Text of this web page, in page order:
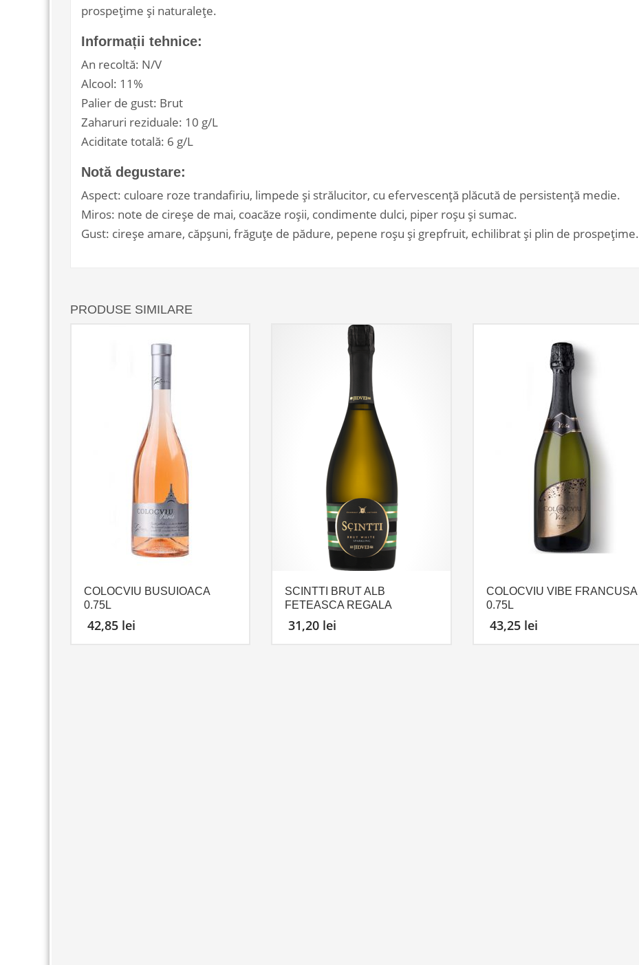
prospețime și naturalețe.
Informații tehnice:
An recoltă: N/V
Alcool: 11%
Palier de gust: Brut
Zaharuri reziduale: 10 g/L
Aciditate totală: 6 g/L
Notă degustare:
Aspect: culoare roze trandafiriu, limpede și strălucitor, cu efervescență plăcută de persistență medie.
Miros: note de cireșe de mai, coacăze roșii, condimente dulci, piper roșu și sumac.
Gust: cireșe amare, căpșuni, frăguțe de pădure, pepene roșu și grepfruit, echilibrat și plin de prospețime.
PRODUSE SIMILARE
COLOCVIU BUSUIOACA
0.75L
42,85 lei
SCINTTI BRUT ALB
FETEASCA REGALA
31,20 lei
COLOCVIU VIBE FRANCUSA
0.75L
43,25 lei